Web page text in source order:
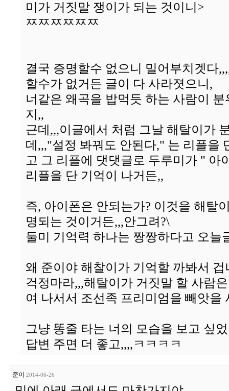
미가 거짓말 쟁이가 되는 것이니>
ㅉㅉㅉㅉㅉㅉ
결국 증명할수 없으니 밀어부치겟다
할수가 없거든 글이 다 사라졋으니,
너같은 왜곡을 밥먹듯 하는 사람이
지,,
근데,,,이글에서 처럼 그날 해탈이가
데,,,"설정 봐꿔도 안된다," 는 리플을
고 그 리플에 댓댓글로 두루미가 " 아
리플을 단 기억이 나거든,,
즉, 아이폰은 안되는가? 이것을 해탈
명되는 것이거든,,,안그려?\
둘미 기억력 하나는 짱짱하다고 오늘
왜 준이야 해찰이가 기억할 까봐서 겁
걱정마라,,,해탈이가 거짓말 할 사람
여 나서서 조선족 프리미엄을 빼앗을
그냥 똥줄 타는 너의 모습을 보고 싶
답변 주면 더 좋고,,,,ㅋㅋㅋㅋ
준이 2014-06-26